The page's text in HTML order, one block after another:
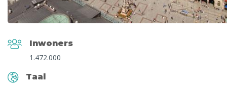
kunst, cultuur en geschiedenis
Struin over de
De Duitse keuken proeven bij
Inwoners
1.472.000
Taal